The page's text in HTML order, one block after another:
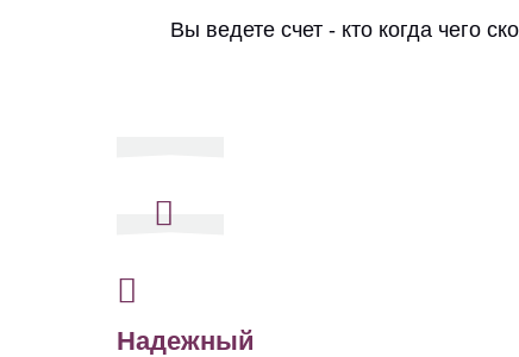
Вы ведете счет - кто когда чего
Надежный